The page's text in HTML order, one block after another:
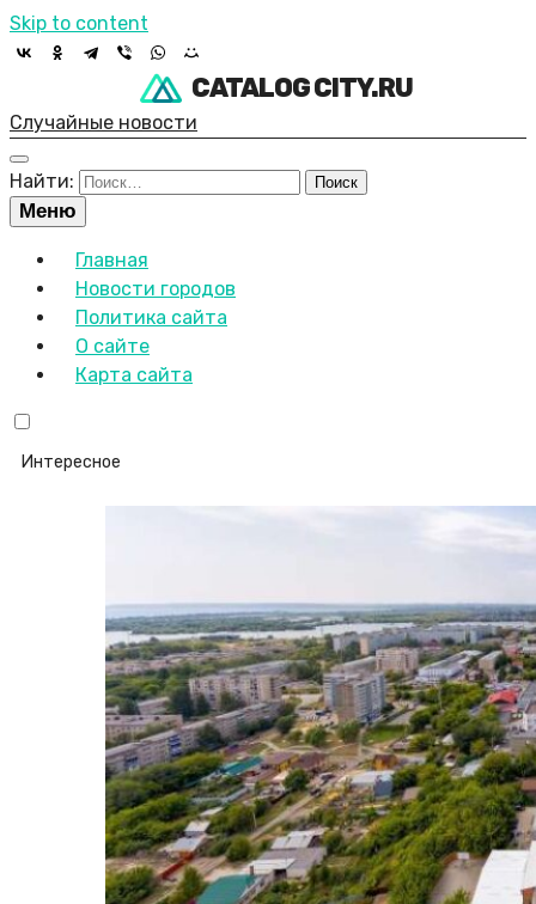
Skip to content
CATALOG CITY.RU
Случайные новости
Найти:
Меню
Главная
Новости городов
Политика сайта
О сайте
Карта сайта
Интересное